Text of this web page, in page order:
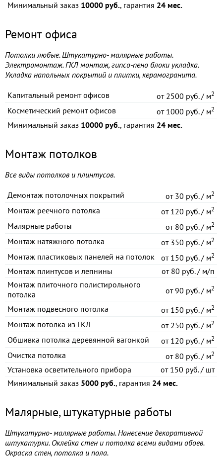
Минимальный заказ 10000 руб., гарантия 24 мес.
Ремонт офиса
Потолки любые. Штукатурно- малярные работы.
Электромонтаж. ГКЛ монтаж, гипсо-пено блоки укладка.
Укладка напольных покрытий и плитки, керамогранита.
Капитальный ремонт офисов от2500 руб. / м2
Косметический ремонт офисов от1000 руб. / м2
Минимальный заказ 10000 руб., гарантия 24 мес.
Монтаж потолков
Все виды потолков и плинтусов.
Демонтаж потолочных покрытий от30 руб. / м2
Монтаж реечного потолка от120 руб. / м2
Малярные работы от80 руб. / м2
Монтаж натяжного потолка от350 руб. / м2
Монтаж пластиковых панелей на потолок от150 руб. / м2
Монтаж плинтусов и лепнины от80 руб. / м/п
Монтаж плиточного полистирольного
потолка
от90 руб. / м2
Монтаж подвесного потолка от150 руб. / м2
Монтаж потолка из ГКЛ от250 руб. / м2
Обшивка потолка деревянной вагонкой от120 руб. / м2
Очистка потолка от80 руб. / м2
Установка осветительного прибора от150 руб. / шт
Минимальный заказ 5000 руб., гарантия 24 мес.
Малярные, штукатурные работы
Штукатурно- малярные работы. Нанесение декоративной
штукатурки. Оклейка стен и потолка всеми видами обоев.
Окраска стен, потолка и пола.